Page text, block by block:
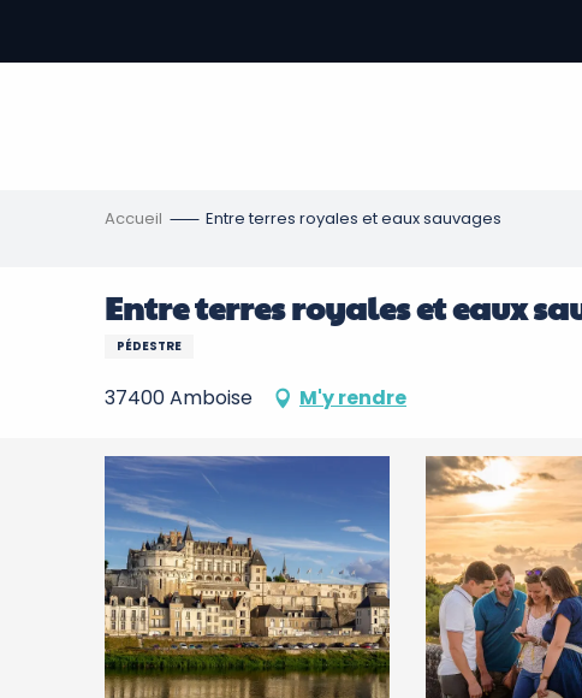
contenu
Accueil Entre terres royales et eaux sauvages
Entre terres royales et eaux
PÉDESTRE
37400 Amboise M'y rendre